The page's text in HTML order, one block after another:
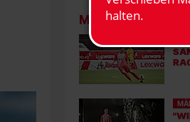
MEHR NEWS